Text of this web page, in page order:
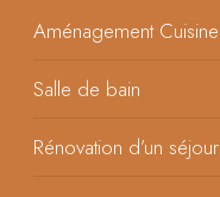
Aménagement Cuisine
Salle de bain
Rénovation d’un séjour